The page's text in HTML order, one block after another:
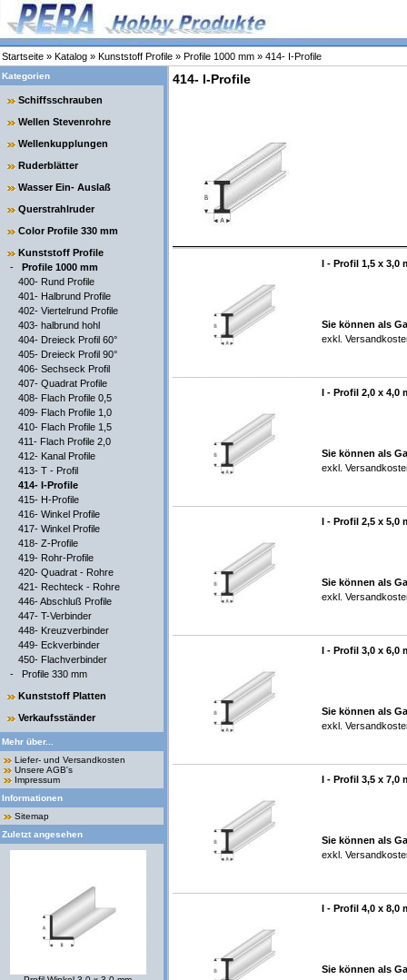
Startseite » Katalog » Kunststoff Profile » Profile 1000 mm » 414- I-Profile
Kategorien
Schiffsschrauben
Wellen Stevenrohre
Wellenkupplungen
Ruderblätter
Wasser Ein- Auslaß
Querstrahlruder
Color Profile 330 mm
Kunststoff Profile
- Profile 1000 mm
400- Rund Profile
401- Halbrund Profile
402- Viertelrund Profile
403- halbrund hohl
404- Dreieck Profil 60°
405- Dreieck Profil 90°
406- Sechseck Profil
407- Quadrat Profile
408- Flach Profile 0,5
409- Flach Profile 1,0
410- Flach Profile 1,5
411- Flach Profile 2,0
412- Kanal Profile
413- T - Profil
414- I-Profile
415- H-Profile
416- Winkel Profile
417- Winkel Profile
418- Z-Profile
419- Rohr-Profile
420- Quadrat - Rohre
421- Rechteck - Rohre
446- Abschluß Profile
447- T-Verbinder
448- Kreuzverbinder
449- Eckverbinder
450- Flachverbinder
- Profile 330 mm
Kunststoff Platten
Verkaufsständer
Mehr über...
Liefer- und Versandkosten
Unsere AGB's
Impressum
Informationen
Sitemap
Zuletzt angesehen
414- I-Profile
I - Profil 1,5 x 3,0
Sie können als
exkl.
I - Profil 2,0 x 4,0
Sie können als
exkl.
I - Profil 2,5 x 5,0
Sie können als
exkl.
I - Profil 3,0 x 6,0
Sie können als
exkl.
I - Profil 3,5 x 7,0
Sie können als
exkl.
I - Profil 4,0 x 8,0
Sie können als